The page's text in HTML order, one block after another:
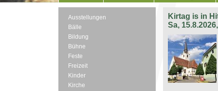
Ausstellungen
Bälle
Bildung
Bühne
Feste
Freizeit
Kinder
Kirche
Kirtag is in
Sa,